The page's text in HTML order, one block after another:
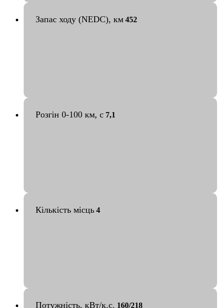
Запас ходу (NEDC), км 452
Розгін 0-100 км, с 7,1
Кількість місць 4
Потужність, кВт/к.с. 160/218